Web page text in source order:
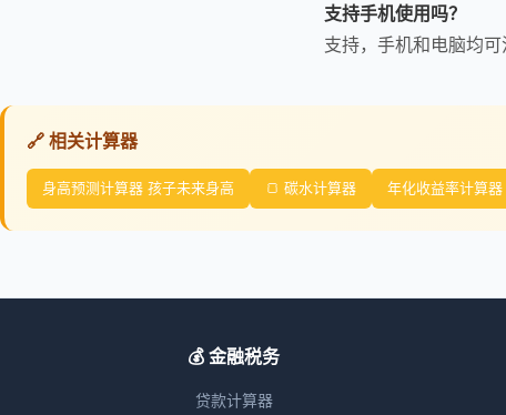
支持手机使用吗？
支持，手机和电脑均可
🔗 相关计算器
身高预测计算器 孩子未来身高 🍞 碳水计算器 年化收益率计算
💰 金融税务
贷款计算器